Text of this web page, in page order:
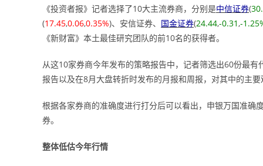
《投资者报》记者选择了10大主流券商，分别是中信证券(
(17.45,0.06,0.35%)、安信证券、 国金证券(24.44,-0.31,-
《新财富》本土最佳研究团队的前10名的获得者。
从这10家券商今年发布的策略报告中，记者筛选出60份最
报告以及在8月大盘转折时发布的月报和周报，对其中的主
根据各家券商的准确度进行打分后可以看出，申银万国准确
券。
整体低估今年行情